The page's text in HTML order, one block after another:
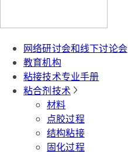
网络研讨会和线下讨论会
教育机构
粘接技术专业手册
粘合剂技术
材料
点胶过程
结构粘接
固化过程